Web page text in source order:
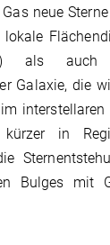
neue
als
Galaxie, die
kürzer in
Bulges mit